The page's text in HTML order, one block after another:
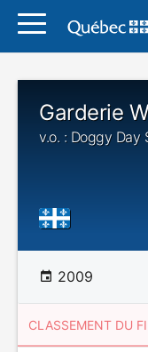
Garderie
v.o. : Doggy Day
2009
CLASSEMENT DU